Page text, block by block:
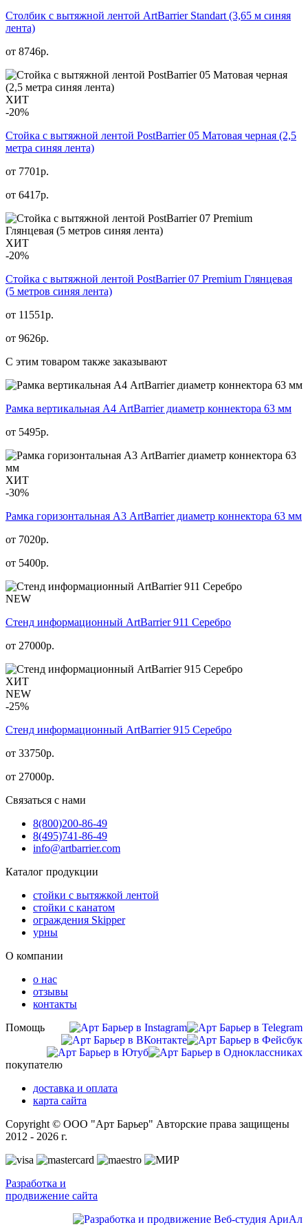
Столбик с вытяжной лентой ArtBarrier Standart (3,65 м синяя
лента)
от 8746р.
ХИТ
-20%
Стойка с вытяжной лентой PostBarrier 05 Матовая черная (2,5
метра синяя лента)
от 7701р.
от 6417р.
ХИТ
-20%
Стойка с вытяжной лентой PostBarrier 07 Premium Глянцевая
(5 метров синяя лента)
от 11551р.
от 9626р.
С этим товаром также заказывают
Рамка вертикальная А4 ArtBarrier диаметр коннектора 63 мм
от 5495р.
ХИТ
-30%
Рамка горизонтальная А3 ArtBarrier диаметр коннектора 63 мм
от 7020р.
от 5400р.
NEW
Стенд информационный АrtBarrier 911 Серебро
от 27000р.
ХИТ
NEW
-25%
Стенд информационный АrtBarrier 915 Серебро
от 33750р.
от 27000р.
Связаться с нами
8(800)200-86-49
8(495)741-86-49
info@artbarrier.com
Каталог продукции
стойки с вытяжкой лентой
стойки с канатом
ограждения Skipper
урны
О компании
о нас
отзывы
контакты
Помощь
покупателю
доставка и оплата
карта сайта
Copyright © ООО "Арт Барьер" Авторские права защищены
2012 - 2026 г.
Разработка и
продвижение сайта